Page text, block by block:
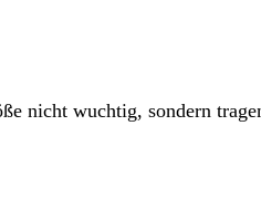
nicht wuchtig, sondern